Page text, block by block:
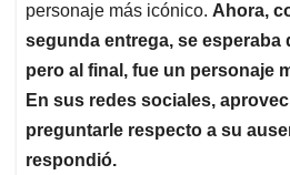
personaje más icónico. Ahora,
segunda entrega, se esperaba
pero al final, fue un personaje
En sus redes sociales,
preguntarle respecto a su
respondió.